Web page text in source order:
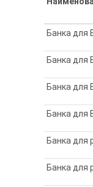
Банка для
Банка для
Банка для
Банка для
Банка для
Банка для